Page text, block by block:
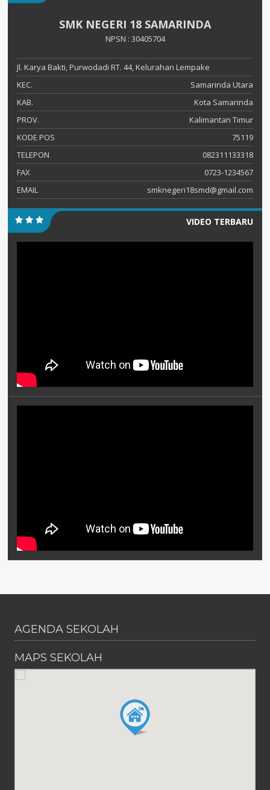
SMK NEGERI 18 SAMARINDA
NPSN : 30405704
Jl. Karya Bakti, Purwodadi RT. 44, Kelurahan Lempake
KEC.
Samarinda Utara
KAB.
Kota Samarinda
PROV.
Kalimantan Timur
KODE POS
75119
TELEPON
082311133318
FAX
0723-1234567
EMAIL
smknegeri18smd@gmail.com
VIDEO TERBARU
AGENDA SEKOLAH
MAPS SEKOLAH